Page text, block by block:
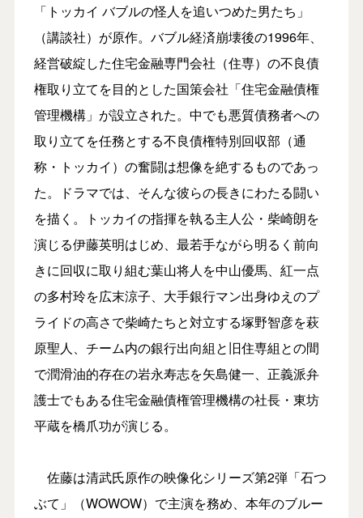
「トッカイ バブルの怪人を追いつめた男たち」
（講談社）が原作。バブル経済崩壊後の1996年、
経営破綻した住宅金融専門会社（住専）の不良債
権取り立てを目的とした国策会社「住宅金融債権
管理機構」が設立された。中でも悪質債務者への
取り立てを任務とする不良債権特別回収部（通
称・トッカイ）の奮闘は想像を絶するものであっ
た。ドラマでは、そんな彼らの長きにわたる闘い
を描く。トッカイの指揮を執る主人公・柴崎朗を
演じる伊藤英明はじめ、最若手ながら明るく前向
きに回収に取り組む葉山将人を中山優馬、紅一点
の多村玲を広末涼子、大手銀行マン出身ゆえのプ
ライドの高さで柴崎たちと対立する塚野智彦を萩
原聖人、チーム内の銀行出向組と旧住専組との間
で潤滑油的存在の岩永寿志を矢島健一、正義派弁
護士でもある住宅金融債権管理機構の社長・東坊
平蔵を橋爪功が演じる。
佐藤は清武氏原作の映像化シリーズ第2弾「石つ
ぶて」（WOWOW）で主演を務め、本年のブルー